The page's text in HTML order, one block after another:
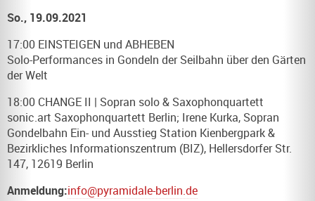
So., 19.09.2021
17:00 EINSTEIGEN und ABHEBEN
Solo-Performances in Gondeln der Seilbahn über den Gärten
der Welt
18:00 CHANGE II | Sopran solo & Saxophonquartett
sonic.art Saxophonquartett Berlin; Irene Kurka, Sopran
Gondelbahn Ein- und Ausstieg Station Kienbergpark &
Bezirkliches Informationszentrum (BIZ), Hellersdorfer Str.
147, 12619 Berlin
Anmeldung:info@pyramidale-berlin.de